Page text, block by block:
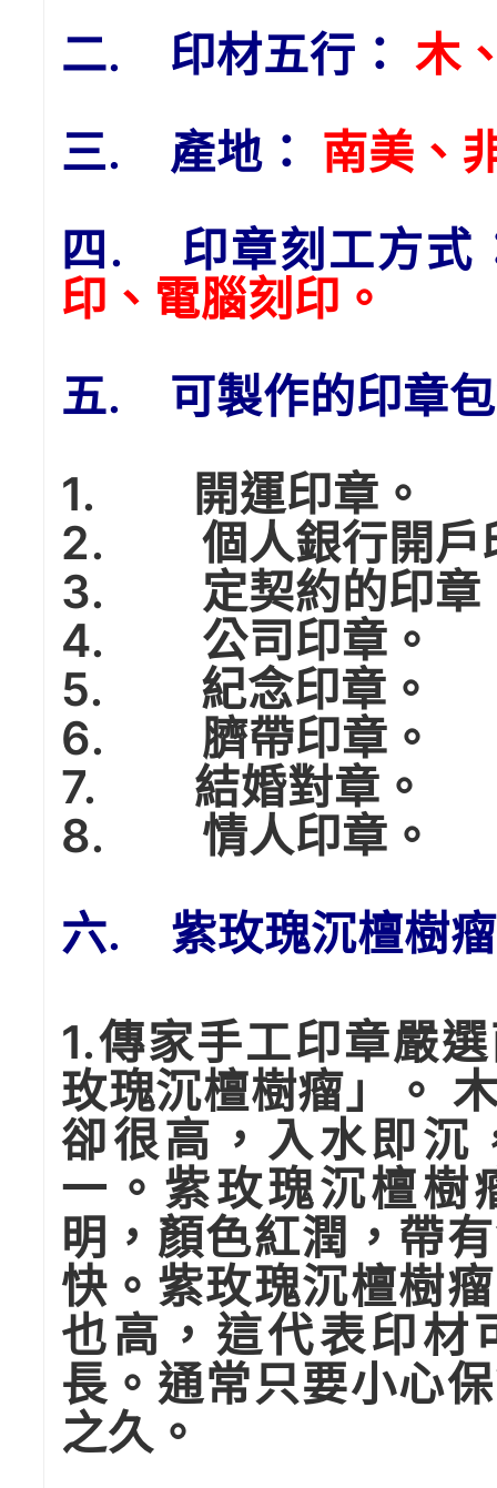
二. 印材五行： 木
三. 產地： 南美、
四. 印章刻工方式
印、電腦刻印。
五. 可製作的印章
1. 開運印章。
2. 個人銀行開戶
3. 定契約的印章
4. 公司印章。
5. 紀念印章。
6. 臍帶印章。
7. 結婚對章。
8. 情人印章。
六. 紫玫瑰沉檀樹
1.傳家手工印章嚴
玫瑰沉檀樹瘤」。
卻很高，入水即沉
一。紫玫瑰沉檀樹
明，顏色紅潤，帶
快。紫玫瑰沉檀樹
也高，這代表印材
長。通常只要小心
之久。